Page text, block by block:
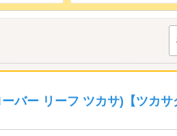
バー リーフ ツカサ)【ツカサ